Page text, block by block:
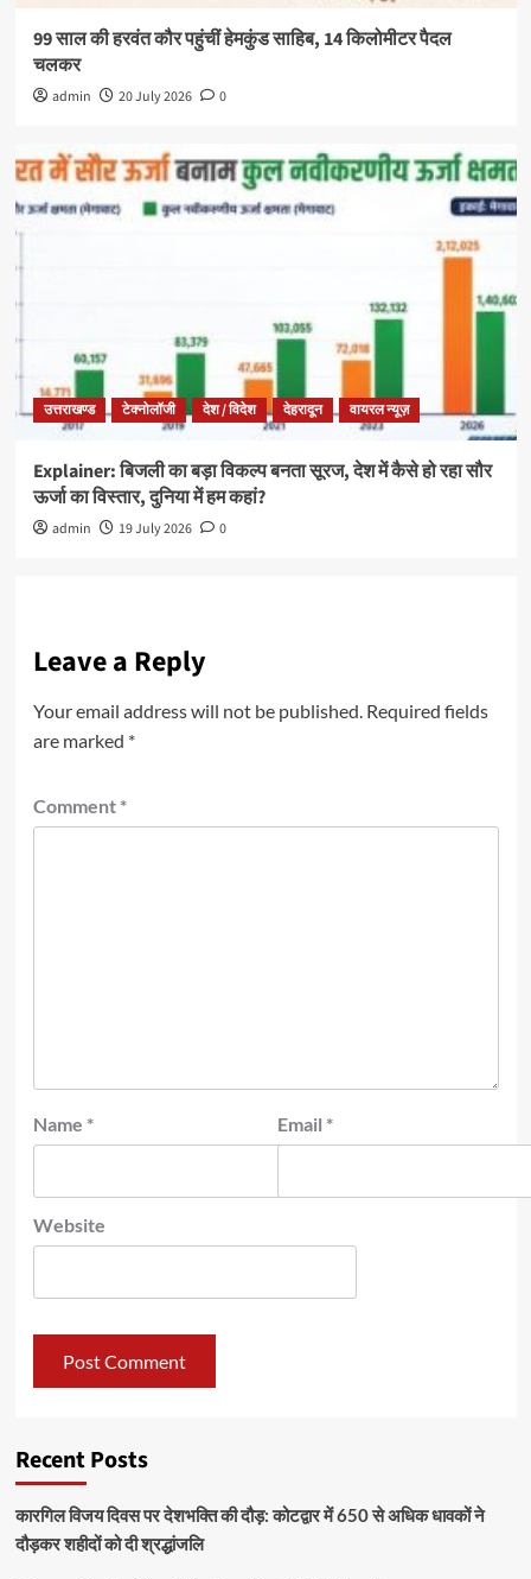
99 साल की हरवंत कौर पहुंचीं हेमकुंड साहिब, 14 किलोमीटर पैदल
चलकर
admin 20 July 2026 0
उत्तराखण्ड टेक्नोलॉजी देश / विदेश देहरादून वायरल न्यूज़
Explainer: बिजली का बड़ा विकल्प बनता सूरज, देश में कैसे हो रहा सौर
ऊर्जा का विस्तार, दुनिया में हम कहां?
admin 19 July 2026 0
Leave a Reply
Your email address will not be published. Required fields
are marked *
Comment *
Name * Email *
Website
Recent Posts
कारगिल विजय दिवस पर देशभक्ति की दौड़: कोटद्वार में 650 से अधिक धावकों ने
दौड़कर शहीदों को दी श्रद्धांजलि